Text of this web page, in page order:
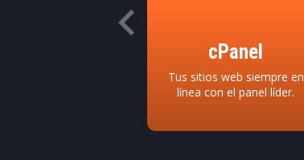
cPanel
Tus sitios web siempre en
línea con el panel líder.